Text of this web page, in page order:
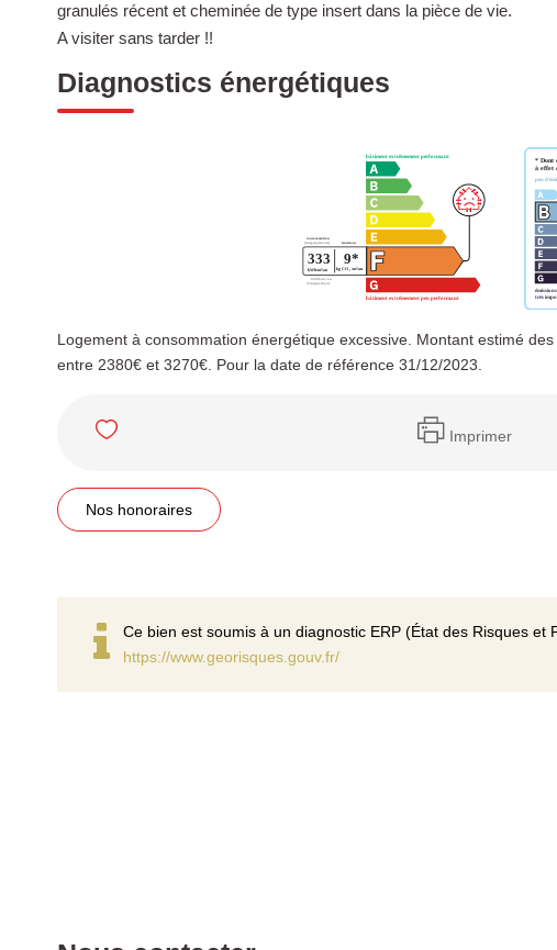
granulés récent et cheminée de type insert dans la pièce de vie.
A visiter sans tarder !!
Diagnostics énergétiques
Logement à consommation énergétique excessive. Montant estimé
entre 2380€ et 3270€. Pour la date de référence 31/12/2023.
Imprimer
Nos honoraires
Ce bien est soumis à un diagnostic ERP (État des Risques
https://www.georisques.gouv.fr/